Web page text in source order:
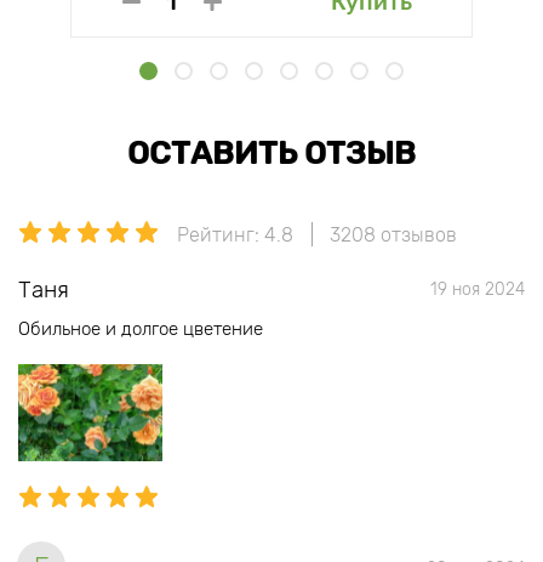
ОСТАВИТЬ ОТЗЫВ
Рейтинг: 4.8 3208 отзывов
Таня 19 ноя 2024
Обильное и долгое цветение